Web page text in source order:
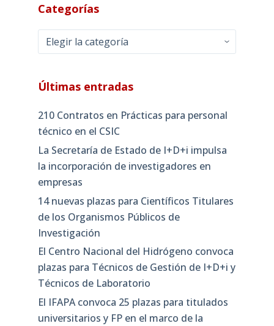
Categorías
Categorías
Últimas entradas
210 Contratos en Prácticas para personal
técnico en el CSIC
La Secretaría de Estado de I+D+i impulsa
la incorporación de investigadores en
empresas
14 nuevas plazas para Científicos Titulares
de los Organismos Públicos de
Investigación
El Centro Nacional del Hidrógeno convoca
plazas para Técnicos de Gestión de I+D+i y
Técnicos de Laboratorio
El IFAPA convoca 25 plazas para titulados
universitarios y FP en el marco de la